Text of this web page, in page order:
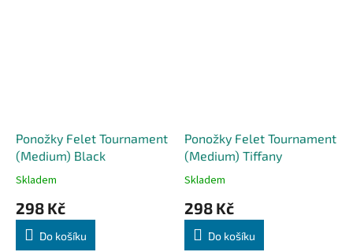
Ponožky Felet Tournament
(Medium) Black
Skladem
298 Kč
Do košíku
Ponožky Felet Tournament
(Medium) Tiffany
Skladem
298 Kč
Do košíku